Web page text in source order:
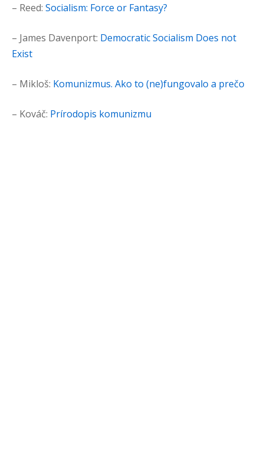
– Reed: Socialism: Force or Fantasy?
– James Davenport: Democratic Socialism Does not
Exist
– Mikloš: Komunizmus. Ako to (ne)fungovalo a prečo
– Kováč: Prírodopis komunizmu